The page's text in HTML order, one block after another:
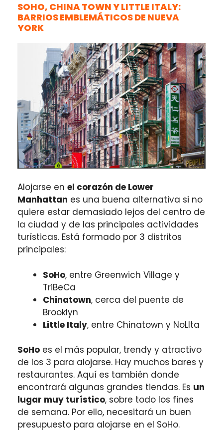
SOHO, CHINA TOWN Y LITTLE ITALY:
BARRIOS EMBLEMÁTICOS DE NUEVA
YORK
Alojarse en el corazón de Lower
Manhattan es una buena alternativa si no
quiere estar demasiado lejos del centro de
la ciudad y de las principales actividades
turísticas. Está formado por 3 distritos
principales:
SoHo, entre Greenwich Village y
TriBeCa
Chinatown, cerca del puente de
Brooklyn
Little Italy, entre Chinatown y NoLIta
SoHo es el más popular, trendy y atractivo
de los 3 para alojarse. Hay muchos bares y
restaurantes. Aquí es también donde
encontrará algunas grandes tiendas. Es un
lugar muy turístico, sobre todo los fines
de semana. Por ello, necesitará un buen
presupuesto para alojarse en el SoHo.